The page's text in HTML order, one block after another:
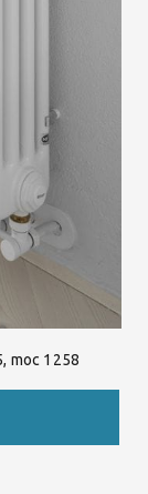
moc 1258